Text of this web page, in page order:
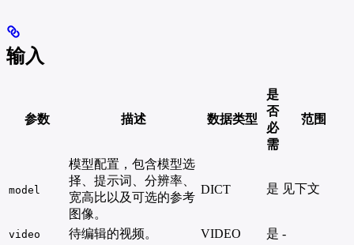
输入
参数 描述 数据类型
是
否
必
需
范围
model
模型配置，包含模型选
择、提示词、分辨率、
宽高比以及可选的参考
图像。
DICT 是 见下文
video 待编辑的视频。 VIDEO 是 -